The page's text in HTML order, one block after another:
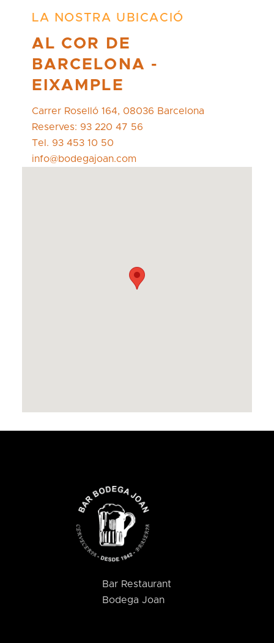
LA NOSTRA UBICACIÓ
AL COR DE
BARCELONA -
EIXAMPLE
Carrer Roselló 164, 08036 Barcelona
Reserves: 93 220 47 56
Tel. 93 453 10 50
info@bodegajoan.com
Bar Restaurant
Bodega Joan